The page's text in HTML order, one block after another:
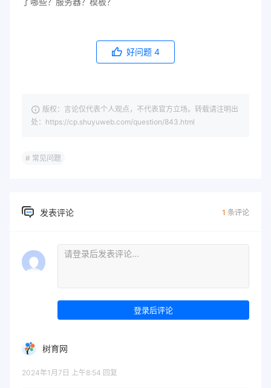
好问题 4
版权：言论仅代表个人观点，不代表官方立场。转载请注明出
处：https://cp.shuyuweb.com/question/843.html
# 常见问题
发表评论 1 条评论
登录后评论
树育网
2024年1月7日 上午8:54 回复